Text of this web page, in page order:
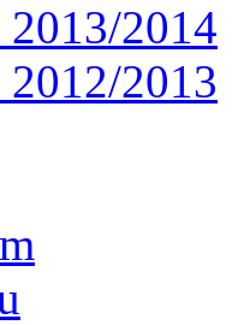
2014
2013